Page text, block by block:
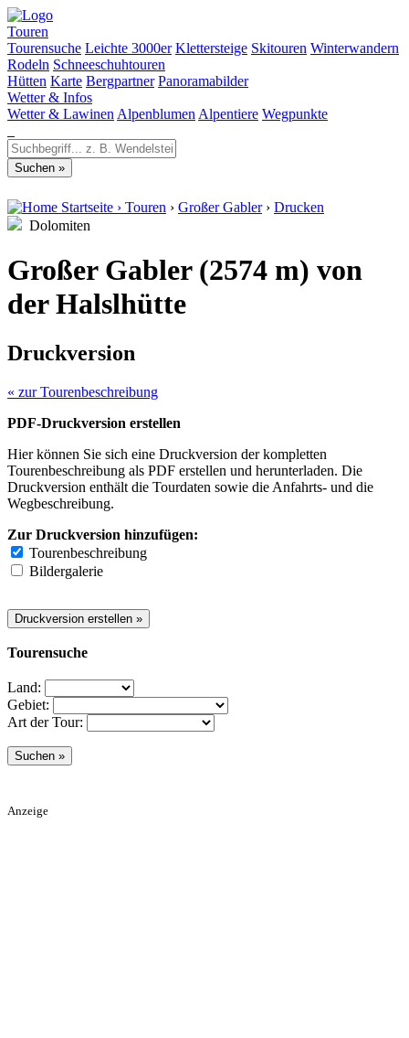
Touren
Tourensuche Leichte 3000er Klettersteige Skitouren Winterwandern
Rodeln Schneeschuhtouren
Hütten Karte Bergpartner Panoramabilder
Wetter & Infos
Wetter & Lawinen Alpenblumen Alpentiere Wegpunkte
Startseite › Touren › Großer Gabler › Drucken
Dolomiten
Großer Gabler (2574 m) von
der Halslhütte
Druckversion
« zur Tourenbeschreibung
PDF-Druckversion erstellen
Hier können Sie sich eine Druckversion der kompletten
Tourenbeschreibung als PDF erstellen und herunterladen. Die
Druckversion enthält die Tourdaten sowie die Anfahrts- und die
Wegbeschreibung.
Zur Druckversion hinzufügen:
Tourenbeschreibung
Bildergalerie
Tourensuche
Land:
Gebiet:
Art der Tour:
Anzeige